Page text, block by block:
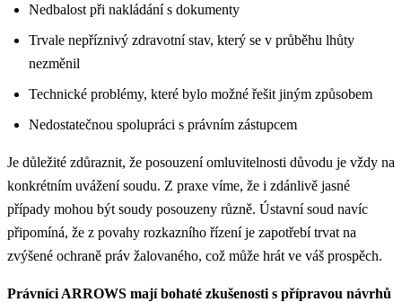
Nedbalost při nakládání s dokumenty
Trvale nepříznivý zdravotní stav, který se v průběhu lhůty
nezměnil
Technické problémy, které bylo možné řešit jiným způsobem
Nedostatečnou spolupráci s právním zástupcem
Je důležité zdůraznit, že posouzení omluvitelnosti důvodu je vždy na
konkrétním uvážení soudu. Z praxe víme, že i zdánlivě jasné
případy mohou být soudy posouzeny různě. Ústavní soud navíc
připomíná, že z povahy rozkazního řízení je zapotřebí trvat na
zvýšené ochraně práv žalovaného, což může hrát ve váš prospěch.
Právníci ARROWS mají bohaté zkušenosti s přípravou návrhů